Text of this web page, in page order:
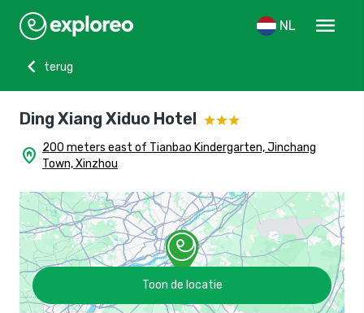
NL
menu
chevron_left
terug
Ding Xiang Xiduo Hotel
home_pin 200 meters east of Tianbao Kindergarten, Jinchang
Town, Xinzhou
Toon de locatie